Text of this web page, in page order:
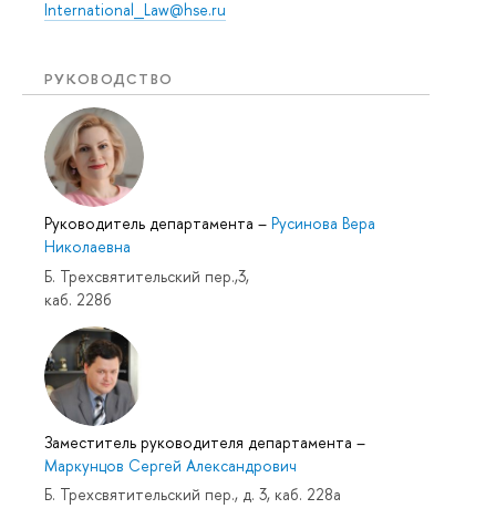
International_Law@hse.ru
РУКОВОДСТВО
Руководитель департамента – Русинова Вера
Николаевна
Б. Трехсвятительский пер.,3,
каб. 228б
Заместитель руководителя департамента –
Маркунцов Сергей Александрович
Б. Трехсвятительский пер., д. 3, каб. 228а